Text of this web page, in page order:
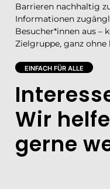
EINFACH FÜR ALLE
Wir
gerne
Barrieren nachhaltig
Informationen
Besucher*innen aus –
Zielgruppe, ganz